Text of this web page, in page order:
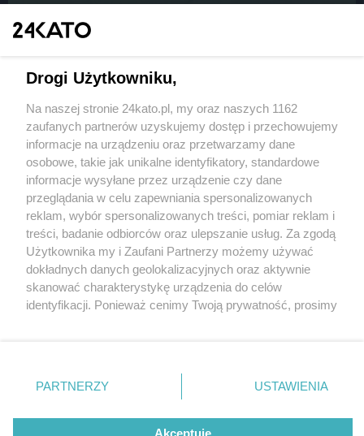
Murawa na boisku GKS-u w Arenie Katowice
która potrwa trzy tygodnie
4 / 6
Arena Katowice przed
meczem otwarcia 3
Wydawca mediów lokalnych
Nie zapomnij
zapoznać się z:
polityką prywatności regulamin korzystania z portali
Twojemiasto
Piekary Śląskie
Chorzów
Tarnowskie Góry
Gliwice
Skontakuj sięz nami
Kontakt
Wydawca
Redakcja
Drogi Użytkowniku,
Na naszej stronie 24kato.pl, my oraz naszych 1162
zaufanych partnerów uzyskujemy dostęp i przechowujemy
informacje na urządzeniu oraz przetwarzamy dane
osobowe, takie jak unikalne identyfikatory, standardowe
informacje wysyłane przez urządzenie czy dane
przeglądania w celu zapewniania spersonalizowanych
reklam, wybór spersonalizowanych treści, pomiar reklam i
treści, badanie odbiorców oraz ulepszanie usług. Za zgodą
Użytkownika my i Zaufani Partnerzy możemy używać
dokładnych danych geolokalizacyjnych oraz aktywnie
skanować charakterystykę urządzenia do celów
identyfikacji. Ponieważ cenimy Twoją prywatność, prosimy
prywatności znajdujący się w lewym dolnym rogu strony
. Niektóre rodzaje przetwarzania danych nie wymagają
zgody użytkownika, ale masz prawo sprzeciwić się
takiemu przetwarzaniu. Preferencje będą miały
PARTNERZY USTAWIENIA
Akceptuję